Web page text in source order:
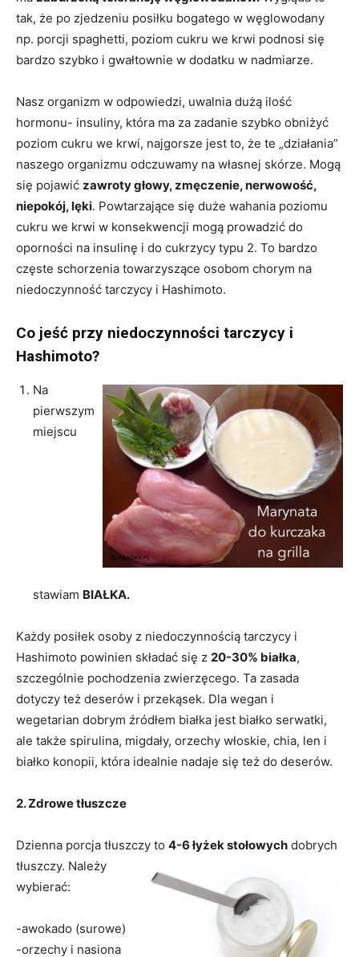
tak, że po zjedzeniu posiłku bogatego w węglowodany
np. porcji spaghetti, poziom cukru we krwi podnosi się
bardzo szybko i gwałtownie w dodatku w nadmiarze.
Nasz organizm w odpowiedzi, uwalnia dużą ilość
hormonu- insuliny, która ma za zadanie szybko obniżyć
poziom cukru we krwi, najgorsze jest to, że te „działania”
naszego organizmu odczuwamy na własnej skórze. Mogą
się pojawić zawroty głowy, zmęczenie, nerwowość,
niepokój, lęki. Powtarzające się duże wahania poziomu
cukru we krwi w konsekwencji mogą prowadzić do
oporności na insulinę i do cukrzycy typu 2. To bardzo
częste schorzenia towarzyszące osobom chorym na
niedoczynność tarczycy i Hashimoto.
Co jeść przy niedoczynności tarczycy i
Hashimoto?
Na
pierwszym
miejscu
stawiam BIAŁKA.
Każdy posiłek osoby z niedoczynnością tarczycy i
Hashimoto powinien składać się z 20-30% białka,
szczególnie pochodzenia zwierzęcego. Ta zasada
dotyczy też deserów i przekąsek. Dla wegan i
wegetarian dobrym źródłem białka jest białko serwatki,
ale także spirulina, migdały, orzechy włoskie, chia, len i
białko konopii, która idealnie nadaje się też do deserów.
2. Zdrowe tłuszcze
Dzienna porcja tłuszczy to 4-6 łyżek stołowych dobrych
tłuszczy. Należy
wybierać:
-awokado (surowe)
-orzechy i nasiona